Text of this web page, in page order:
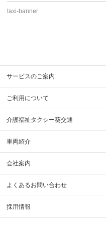
taxi-banner
サービスのご案内
ご利用について
介護福祉タクシー葵交通
車両紹介
会社案内
よくあるお問い合わせ
採用情報